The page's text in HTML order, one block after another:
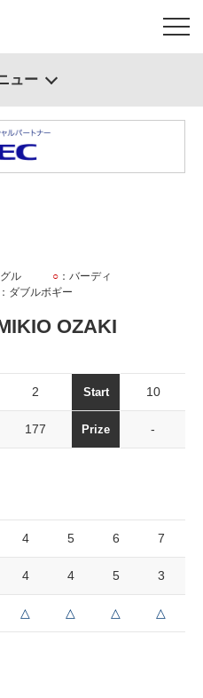
OZAKI
ル ○ ：バーディ
ダブルボギー
2 Start 10
177 Prize -
4 5 6 7
4 4 5 3
△ △ △ △
ュー